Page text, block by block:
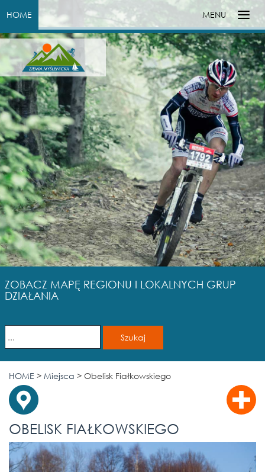
HOME MENU
ZOBACZ MAPĘ REGIONU I LOKALNYCH GRUP
DZIAŁANIA
HOME > Miejsca > Obelisk Fiałkowskiego
OBELISK FIAŁKOWSKIEGO